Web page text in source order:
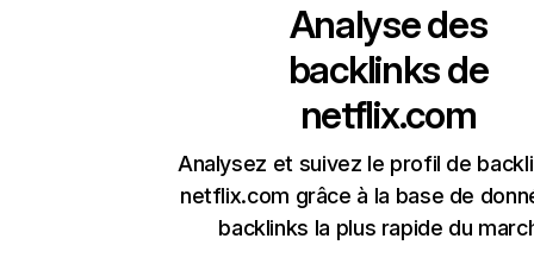
Analyse des
backlinks de
netflix.com
Analysez et suivez le profil de
netflix.com grâce à la base de
backlinks la plus rapide du